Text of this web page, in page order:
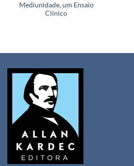
Mediunidade, um Ensaio
Clínico